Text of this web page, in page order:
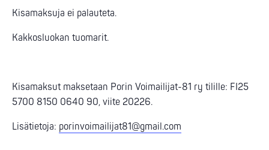
Kisamaksuja ei palauteta.
Kakkosluokan tuomarit.
Kisamaksut maksetaan Porin Voimailijat-81 ry tilille: FI25
5700 8150 0640 90, viite 20226.
Lisätietoja: porinvoimailijat81@gmail.com